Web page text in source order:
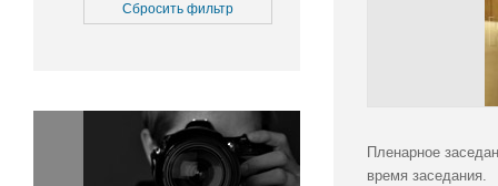
Медицина
Окружающая среда
Политика
Правосудие
Сбросить фильтр
Пленарное
время заседания.